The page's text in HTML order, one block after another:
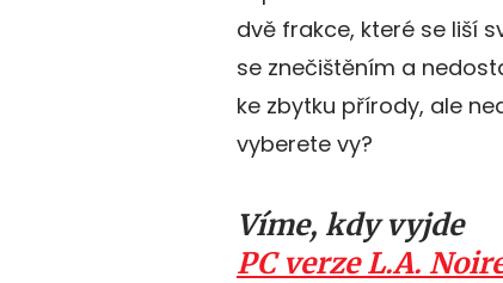
dvě frakce, které se liší
se znečištěním a
ke zbytku přírody, ale
vyberete vy?
Víme, kdy vyjde
PC verze L.A.